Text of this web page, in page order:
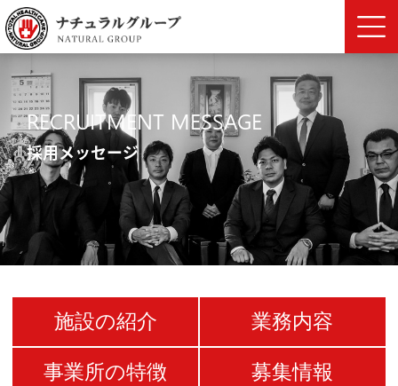
RECRUITMENT MESSAGE
採用メッセージ
施設の紹介
業務内容
事業所の特徴
募集情報